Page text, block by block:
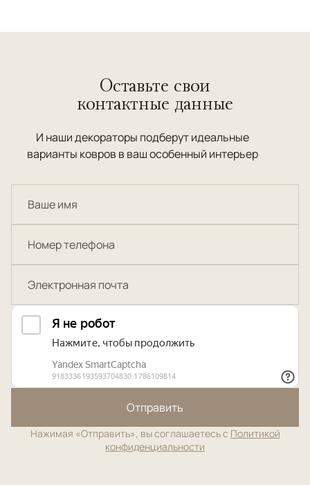
Оставьте свои
контактные данные
И наши декораторы подберут идеальные
варианты ковров в ваш особенный интерьер
Отправить
Нажимая «Отправить», вы соглашаетесь с Политикой
конфиденциальности